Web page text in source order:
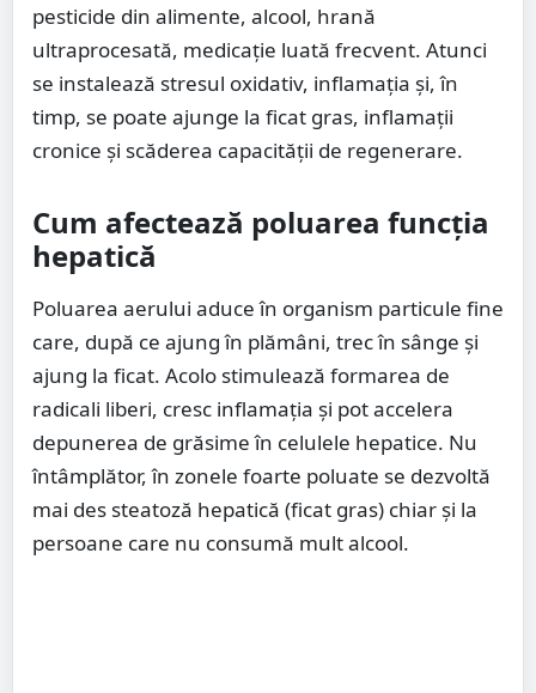
pesticide din alimente, alcool, hrană
ultraprocesată, medicație luată frecvent. Atunci
se instalează stresul oxidativ, inflamația și, în
timp, se poate ajunge la ficat gras, inflamații
cronice și scăderea capacității de regenerare.
Cum afectează poluarea funcția
hepatică
Poluarea aerului aduce în organism particule fine
care, după ce ajung în plămâni, trec în sânge și
ajung la ficat. Acolo stimulează formarea de
radicali liberi, cresc inflamația și pot accelera
depunerea de grăsime în celulele hepatice. Nu
întâmplător, în zonele foarte poluate se dezvoltă
mai des steatoză hepatică (ficat gras) chiar și la
persoane care nu consumă mult alcool.